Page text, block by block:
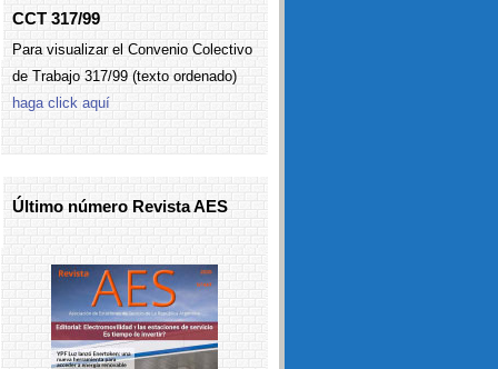
CCT 317/99
Para visualizar el Convenio Colectivo
de Trabajo 317/99 (texto ordenado)
haga click aquí
Último número Revista AES